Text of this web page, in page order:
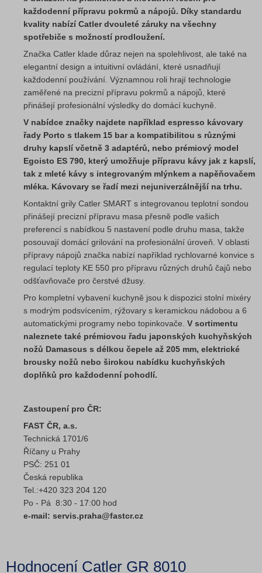
každodenní přípravu pokrmů a nápojů. Díky standardu
kvality nabízí Catler dvouleté záruky na všechny
spotřebiče s možností prodloužení.
Značka Catler klade důraz nejen na spolehlivost, ale také na
elegantní design a intuitivní ovládání, které usnadňují
každodenní používání. Významnou roli hrají technologie
zaměřené na precizní přípravu pokrmů a nápojů, které
přinášejí profesionální výsledky do domácí kuchyně.
V nabídce značky najdete například espresso kávovary
řady Porto s tlakem 15 bar a kompatibilitou s různými
druhy kapslí včetně 3 adaptérů, nebo prémiový model
Egoisto ES 790, který umožňuje přípravu kávy jak z kapslí,
tak z mleté kávy s integrovaným mlýnkem a napěňovačem
mléka. Kávovary se řadí mezi nejuniverzálnější na trhu.
Kontaktní grily Catler SMART s integrovanou teplotní sondou
přinášejí precizní přípravu masa přesně podle vašich
preferencí s nabídkou 5 nastavení podle druhu masa, takže
posouvají domácí grilování na profesionální úroveň. V oblasti
přípravy nápojů značka nabízí například rychlovarné konvice s
regulací teploty KE 550 pro přípravu různých druhů čajů nebo
odšťavňovače pro čerstvé džusy.
Pro kompletní vybavení kuchyně jsou k dispozici stolní mixéry
s modrým podsvícením, rýžovary s keramickou nádobou a 6
automatickými programy nebo topinkovače. V sortimentu
naleznete také prémiovou řadu japonských kuchyňských
nožů Damascus s délkou čepele až 205 mm, elektrické
brousky nožů nebo širokou nabídku kuchyňských
doplňků pro každodenní pohodlí.
Zastoupení pro ČR:
FAST ČR, a.s.
Technická 1701/6
Říčany u Prahy
PSČ: 251 01
Česká republika
Tel.:+420 323 204 120
Po - Pá 8:30 - 17:00 hod
e-mail: servis.praha@fastcr.cz
Hodnocení Catler GR 8010